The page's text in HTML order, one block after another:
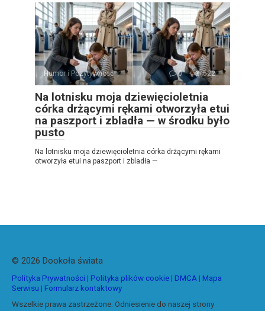
Humor i Pozytywność 0 522
Na lotnisku moja dziewięcioletnia
córka drżącymi rękami otworzyła etui
na paszport i zbladła — w środku było
pusto
Na lotnisku moja dziewięcioletnia córka drżącymi rękami
otworzyła etui na paszport i zbladła —
© 2026 Dookoła świata
Polityka Prywatności | Polityka plików cookie| DMCA| Mapa
Serwisu | Formularz kontaktowy
Wszelkie prawa zastrzeżone. Odniesienie do naszej strony